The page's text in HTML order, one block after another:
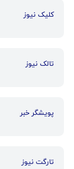
کلیک نیوز
تالک نیوز
پویشگر خبر
تارگت نیوز